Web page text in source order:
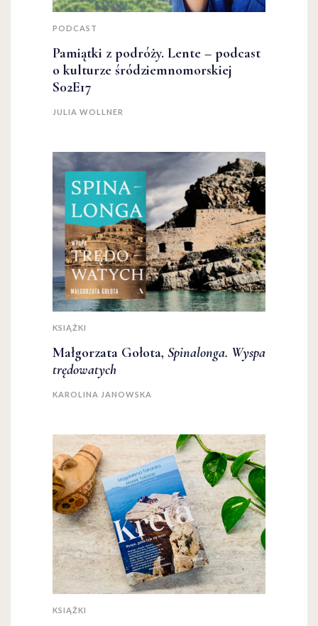
PODCAST
Pamiątki z podróży. Lente – podcast
o kulturze śródziemnomorskiej
S02E17
JULIA WOLLNER
KSIĄŻKI
Małgorzata Gołota, Spinalonga. Wyspa
trędowatych
KAROLINA JANOWSKA
KSIĄŻKI